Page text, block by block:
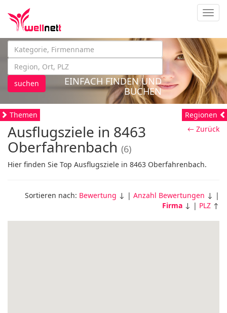
suchen
EINFACH FINDEN UND
BUCHEN
Themen
← Zurück
Ausflugsziele in 8463
Oberfahrenbach (6)
Hier finden Sie Top Ausflugsziele in 8463 Oberfahrenbach.
Sortieren nach: Bewertung ↓ | Anzahl Bewertungen ↓ |
Firma ↓ | PLZ ↑
Regionen